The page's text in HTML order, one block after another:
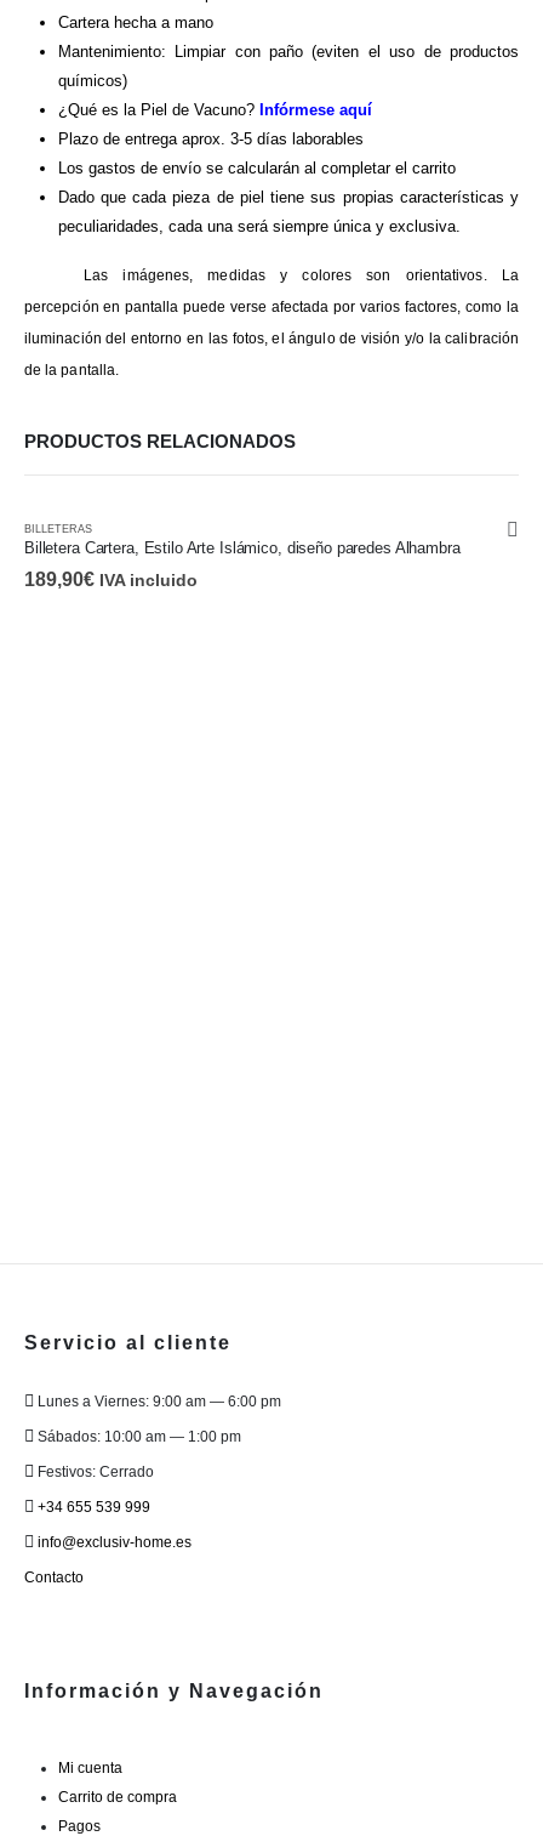
Cartera hecha a mano
Mantenimiento: Limpiar con paño (eviten el uso de productos
químicos)
¿Qué es la Piel de Vacuno? Infórmese aquí
Plazo de entrega aprox. 3-5 días laborables
Los gastos de envío se calcularán al completar el carrito
Dado que cada pieza de piel tiene sus propias características y
peculiaridades, cada una será siempre única y exclusiva.
Las imágenes, medidas y colores son orientativos. La
percepción en pantalla puede verse afectada por varios factores, como la
iluminación del entorno en las fotos, el ángulo de visión y/o la calibración
de la pantalla.
PRODUCTOS RELACIONADOS
BILLETERAS
Billetera Cartera, Estilo Arte Islámico, diseño paredes Alhambra
189,90€ IVA incluido
Servicio al cliente
Lunes a Viernes: 9:00 am — 6:00 pm
Sábados: 10:00 am — 1:00 pm
Festivos: Cerrado
+34 655 539 999
info@exclusiv-home.es
Contacto
Información y Navegación
Mi cuenta
Carrito de compra
Pagos